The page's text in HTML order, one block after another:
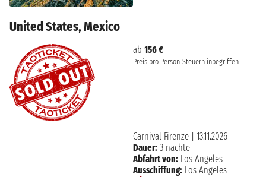
United States, Mexico
ab 156 €
Preis pro Person Steuern inbegriffen
Carnival Firenze
13.11.2026
Dauer: 3 nächte
Abfahrt von: Los Angeles
Ausschiffung: Los Angeles